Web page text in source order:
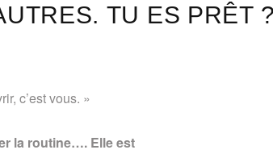
TU ES PRÊT ?
c’est vous. »
la routine…. Elle est